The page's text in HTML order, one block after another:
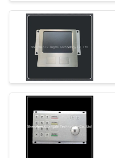
SITEMAP
PRIVACY
POLICY